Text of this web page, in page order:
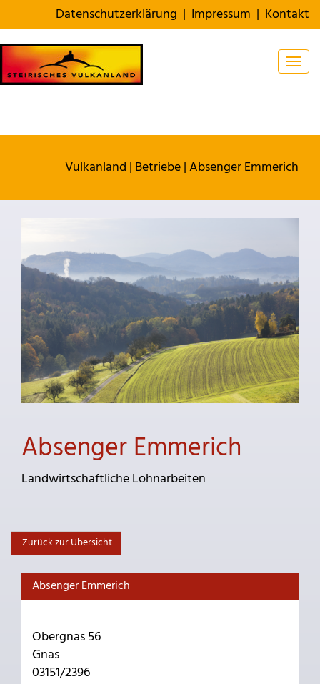
Datenschutzerklärung | Impressum | Kontakt
Vulkanland | Betriebe|Absenger Emmerich
Absenger Emmerich
Landwirtschaftliche Lohnarbeiten
Zurück zur Übersicht
Absenger Emmerich
Obergnas 56
Gnas
03151/2396